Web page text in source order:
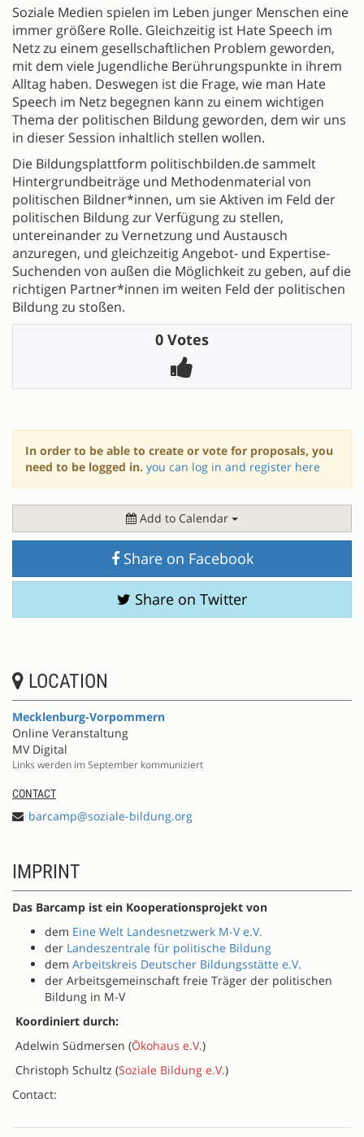
Soziale Medien spielen im Leben junger Menschen eine
immer größere Rolle. Gleichzeitig ist Hate Speech im
Netz zu einem gesellschaftlichen Problem geworden,
mit dem viele Jugendliche Berührungspunkte in ihrem
Alltag haben. Deswegen ist die Frage, wie man Hate
Speech im Netz begegnen kann zu einem wichtigen
Thema der politischen Bildung geworden, dem wir uns
in dieser Session inhaltlich stellen wollen.
Die Bildungsplattform politischbilden.de sammelt
Hintergrundbeiträge und Methodenmaterial von
politischen Bildner*innen, um sie Aktiven im Feld der
politischen Bildung zur Verfügung zu stellen,
untereinander zu Vernetzung und Austausch
anzuregen, und gleichzeitig Angebot- und Expertise-
Suchenden von außen die Möglichkeit zu geben, auf die
richtigen Partner*innen im weiten Feld der politischen
Bildung zu stoßen.
0 Votes
In order to be able to create or vote for proposals, you
need to be logged in. you can log in and register here
Add to Calendar
Share on Facebook
Share on Twitter
LOCATION
Mecklenburg-Vorpommern
Online Veranstaltung
MV Digital
Links werden im September kommuniziert
CONTACT
barcamp@soziale-bildung.org
IMPRINT
Das Barcamp ist ein Kooperationsprojekt von
dem Eine Welt Landesnetzwerk M-V e.V.
der Landeszentrale für politische Bildung
dem Arbeitskreis Deutscher Bildungsstätte e.V.
der Arbeitsgemeinschaft freie Träger der politischen
Bildung in M-V
Koordiniert durch:
Adelwin Südmersen (Ökohaus e.V.)
Christoph Schultz (Soziale Bildung e.V.)
Contact: